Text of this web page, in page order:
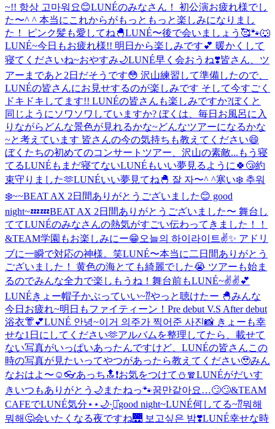
~!! 항상 고마워요😊LUNÉのみなさん！ 初公演お疲れ様でし
た〜^ ^ 本当にこれからがもっともっと楽しみになりまし
た！ ピンク髪も愛してね🐣LUNÉ〜後で会いましょう🥰🐾🐺
LUNÉ~今日もお疲れ様!! 明日から楽しみです💕 暖かくして
寝てくださいね~おやすみ🌙LUNÉ早く会おうね❣️皆さん、ツ
アーまであと2日だそうです😳 沢山練習して準備したので、
LUNÉの皆さんにお見せするのが楽しみです そして今すごく
ドキドキしてます!! LUNÉの皆さんも楽しみですか?ぼくと
同じようにソワソワしていますか? ぼくは、毎日お風呂に入
りながらどんな景色が見れるかな~どんなツアーになるかな
~と考えています 皆さんの今の気持ちも教えてください😄
ぼくたちの初めてのコンサートツアー、沢山の素敵... もう寝
てるLUNÉもまだ寝てないLUNÉもいい夢見るように🍀😴約
束守りました🫶LUNÉいい夢見てね🐣 잘 자〜^ ^寒い❄️ 추워
❄️~~BEAT AX 2日間ありがとうございました😊 good
night~💤💤BEAT AX 2日間ありがとうございました〜 舞台し
ててLUNÉのみなさんの熱気がすごい伝わってきました！！
&TEAM学園もお楽しみにー😁오늘의 하이라이트✌️✨ アドリ
ブに一瞬で対応の神様。笑LUNÉ〜本当に二日間ありがとう
ございました！ 黄色の海とても綺麗でした😭 ツアーも始ま
るのでみんな全力で楽しもうね！ 舞台前もLUNÉ~✌️✌️💕
LUNÉきょー帽子かぶっていい~⁇やっと聴けたー 🐣みんな
今日お疲れ~明日もファイティーン！ Pre debut V.S After debut
浴衣👘︎💕︎LUNÉ 안녕~이거 의주가 찍어준 사진📸 きょーも幸
せな1日にしてください🫶アルバムを整理してたら、載せて
ない写真がいっぱいあったんですけど、LUNÉの皆さんこの
時の写真が見たいってやつがあったら教えてください🥹みん
なおはよ〜☺️👓あっち🔝❗️お気をつけて⛄️🧣LUNÉがだいす
き いつもありがとう🌙 またねっ🐾꿈만같아요…🙄🙄&TEAM
CAFEでLUNÉ気分⋆⋆🌙·̩͙‪⋆͛good night~LUNÉ何してる~⁇뭐해
뭐해🤔会いたくなる夜ですね🌉 보고싶은 밤❣️LUNÉ幸せな時